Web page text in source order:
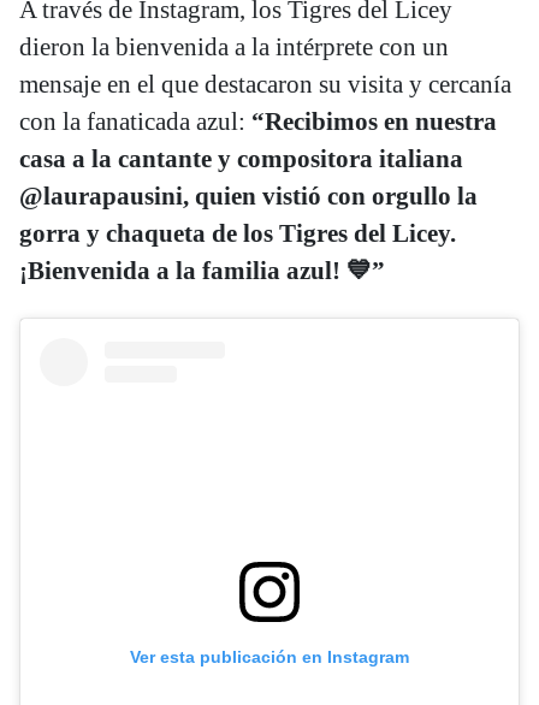
A través de Instagram, los Tigres del Licey
dieron la bienvenida a la intérprete con un
mensaje en el que destacaron su visita y cercanía
con la fanaticada azul: “Recibimos en nuestra
casa a la cantante y compositora italiana
@laurapausini, quien vistió con orgullo la
gorra y chaqueta de los Tigres del Licey.
¡Bienvenida a la familia azul! 💙”
Ver esta publicación en Instagram